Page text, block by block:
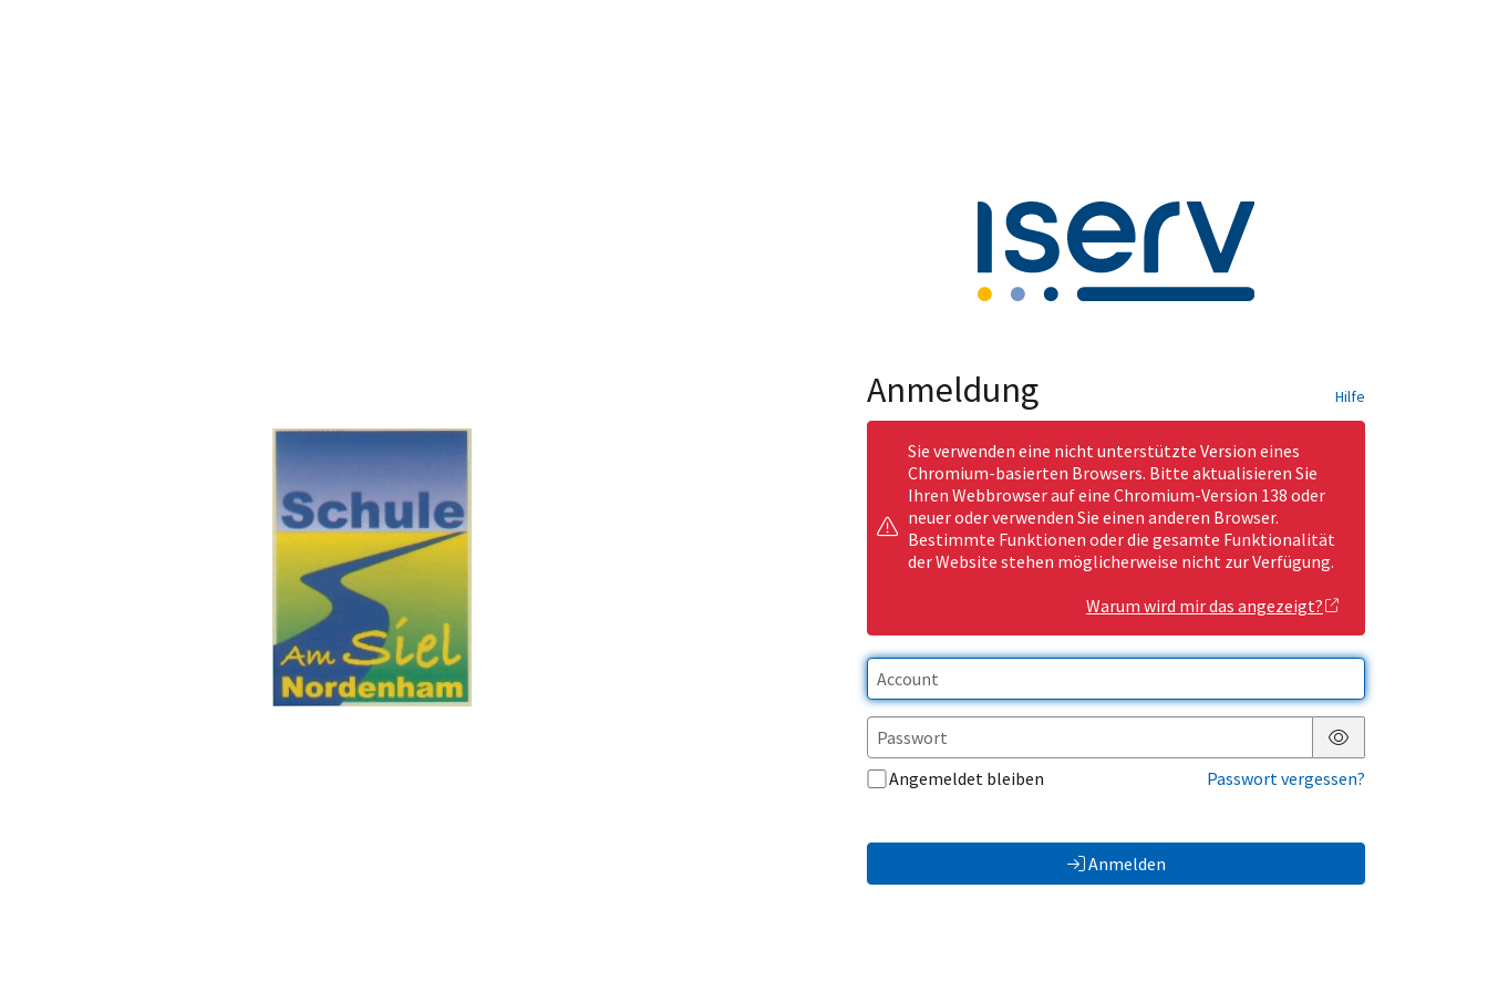
Anmeldung Hilfe
Sie verwenden eine nicht unterstützte Version eines
Chromium-basierten Browsers. Bitte aktualisieren Sie
Ihren Webbrowser auf eine Chromium-Version 138 oder
neuer oder verwenden Sie einen anderen Browser.
Bestimmte Funktionen oder die gesamte Funktionalität
der Website stehen möglicherweise nicht zur Verfügung.
Warum wird mir das angezeigt?
Passwort anzeigen
Angemeldet bleiben
Passwort vergessen?
Anmelden